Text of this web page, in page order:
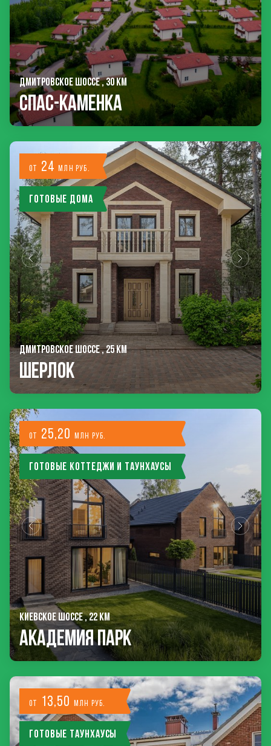
ДМИТРОВСКОЕ ШОССЕ , 30 КМ
Спас-Каменка
от 24млн руб.
Готовые дома
ДМИТРОВСКОЕ ШОССЕ , 25 КМ
Шерлок
от 25,20 млн руб.
Готовые коттеджи и таунхаусы
КИЕВСКОЕ ШОССЕ , 22 КМ
Академия Парк
от 13,50 млн руб.
Готовые таунхаусы